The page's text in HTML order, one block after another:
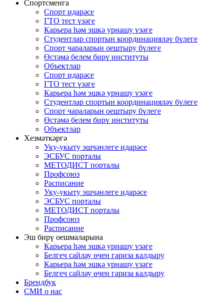
Спортсменга
Спорт идарәсе
ГТО тест үзәге
Карьера һәм эшкә урнашу үзәге
Студентлар спортын координацияләү бүлеге
Спорт чараларын оештыру бүлеге
Өстәмә белем бирү институты
Объектлар
Спорт идарәсе
ГТО тест үзәге
Карьера һәм эшкә урнашу үзәге
Студентлар спортын координацияләү бүлеге
Спорт чараларын оештыру бүлеге
Өстәмә белем бирү институты
Объектлар
Хезмәткәргә
Уку-укыту эшчәнлеге идарәсе
ЭСБУС порталы
МЕТОДИСТ порталы
Профсоюз
Расписание
Уку-укыту эшчәнлеге идарәсе
ЭСБУС порталы
МЕТОДИСТ порталы
Профсоюз
Расписание
Эш бирү оешмаларына
Карьера һәм эшкә урнашу үзәге
Белгеч сайлау өчен гариза калдыру
Карьера һәм эшкә урнашу үзәге
Белгеч сайлау өчен гариза калдыру
Брендбук
СМИ о нас